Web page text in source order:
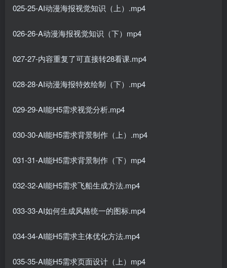
025-25-AI动漫海报视觉知识（上）.mp4
026-26-A动漫海报视觉知识（下）mp4
027-27-内容重复了可直接转28看课.mp4
028-28-AI动漫海报特效绘制（下）.mp4
029-29-AI能H5需求视觉分析.mp4
030-30-AI能H5需求背景制作（上）.mp4
031-31-AI能H5需求背景制作（下）mp4
032-32-AI能H5需求飞船生成方法.mp4
033-33-AI如何生成风格统一的图标.mp4
034-34-AI能H5需求主体优化方法.mp4
035-35-AI能H5需求页面设计（上）mp4